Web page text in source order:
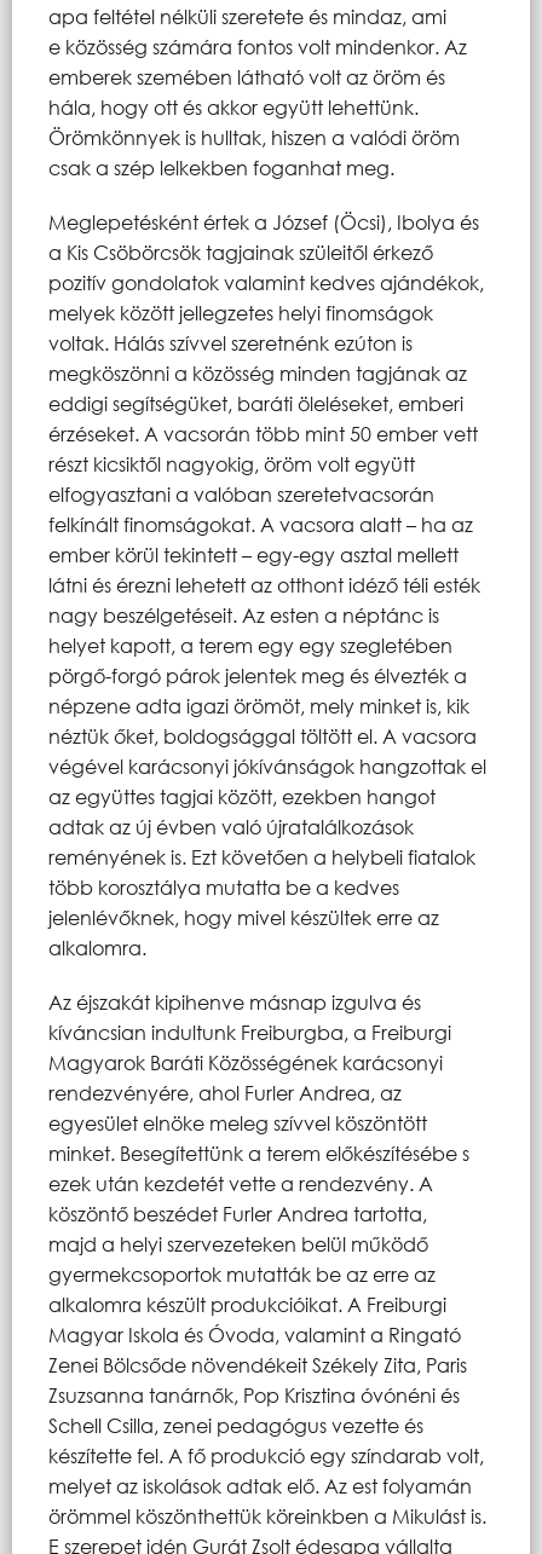
apa feltétel nélküli szeretete és mindaz, ami
e közösség számára fontos volt mindenkor. Az
emberek szemében látható volt az öröm és
hála, hogy ott és akkor együtt lehettünk.
Örömkönnyek is hulltak, hiszen a valódi öröm
csak a szép lelkekben foganhat meg.
Meglepetésként értek a József (Öcsi), Ibolya és
a Kis Csöbörcsök tagjainak szüleitől érkező
pozitív gondolatok valamint kedves ajándékok,
melyek között jellegzetes helyi finomságok
voltak. Hálás szívvel szeretnénk ezúton is
megköszönni a közösség minden tagjának az
eddigi segítségüket, baráti öleléseket, emberi
érzéseket. A vacsorán több mint 50 ember vett
részt kicsiktől nagyokig, öröm volt együtt
elfogyasztani a valóban szeretetvacsorán
felkínált finomságokat. A vacsora alatt – ha az
ember körül tekintett – egy-egy asztal mellett
látni és érezni lehetett az otthont idéző téli esték
nagy beszélgetéseit. Az esten a néptánc is
helyet kapott, a terem egy egy szegletében
pörgő-forgó párok jelentek meg és élvezték a
népzene adta igazi örömöt, mely minket is, kik
néztük őket, boldogsággal töltött el. A vacsora
végével karácsonyi jókívánságok hangzottak el
az együttes tagjai között, ezekben hangot
adtak az új évben való újratalálkozások
reményének is. Ezt követően a helybeli fiatalok
több korosztálya mutatta be a kedves
jelenlévőknek, hogy mivel készültek erre az
alkalomra.
Az éjszakát kipihenve másnap izgulva és
kíváncsian indultunk Freiburgba, a Freiburgi
Magyarok Baráti Közösségének karácsonyi
rendezvényére, ahol Furler Andrea, az
egyesület elnöke meleg szívvel köszöntött
minket. Besegítettünk a terem előkészítésébe s
ezek után kezdetét vette a rendezvény. A
köszöntő beszédet Furler Andrea tartotta,
majd a helyi szervezeteken belül működő
gyermekcsoportok mutatták be az erre az
alkalomra készült produkcióikat. A Freiburgi
Magyar Iskola és Óvoda, valamint a Ringató
Zenei Bölcsőde növendékeit Székely Zita, Paris
Zsuzsanna tanárnők, Pop Krisztina óvónéni és
Schell Csilla, zenei pedagógus vezette és
készítette fel. A fő produkció egy színdarab volt,
melyet az iskolások adtak elő. Az est folyamán
örömmel köszönthettük köreinkben a Mikulást is.
E szerepet idén Gurát Zsolt édesapa vállalta